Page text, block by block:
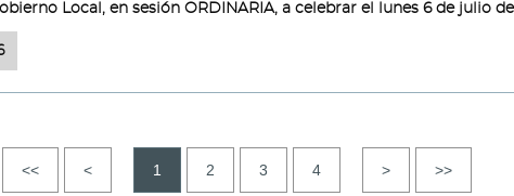
Local, en sesión ORDINARIA, a celebrar el lunes 6 de julio
<< < 1 2 3 4 > >>